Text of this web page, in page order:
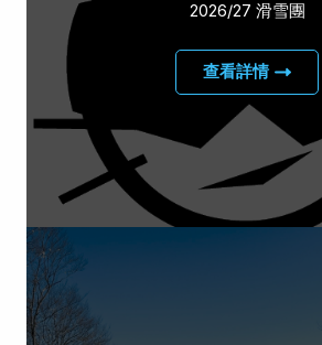
2026/27 滑雪團
查看詳情